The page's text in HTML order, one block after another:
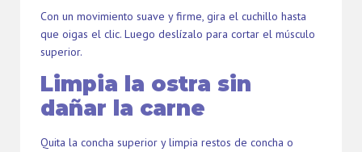
Con un movimiento suave y firme, gira el cuchillo hasta
que oigas el clic. Luego deslízalo para cortar el músculo
superior.
Limpia la ostra sin
dañar la carne
Quita la concha superior y limpia restos de concha o